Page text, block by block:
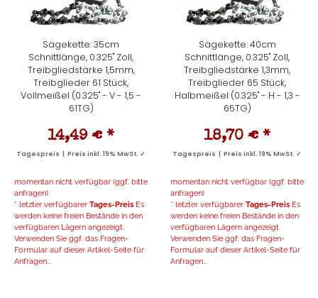
Sägekette: 35cm
Schnittlänge, 0.325" Zoll,
Treibgliedstärke 1,5mm,
Treibglieder 61 Stück,
Vollmeißel (0.325" - V - 1,5 -
61TG)
14,49 € *
Tagespreis | Preis inkl. 19% MwSt. ✓
momentan nicht verfügbar (ggf. bitte
anfragen)
* letzter verfügbarer Tages-Preis Es
werden keine freien Bestände in den
verfügbaren Lägern angezeigt.
Verwenden Sie ggf. das Fragen-
Formular auf dieser Artikel-Seite für
Anfragen...
Sägekette: 40cm
Schnittlänge, 0.325" Zoll,
Treibgliedstärke 1,3mm,
Treibglieder 65 Stück,
Halbmeißel (0.325" - H - 1,3 -
65TG)
18,70 € *
Tagespreis | Preis inkl. 19% MwSt. ✓
momentan nicht verfügbar (ggf. bitte
anfragen)
* letzter verfügbarer Tages-Preis Es
werden keine freien Bestände in den
verfügbaren Lägern angezeigt.
Verwenden Sie ggf. das Fragen-
Formular auf dieser Artikel-Seite für
Anfragen...